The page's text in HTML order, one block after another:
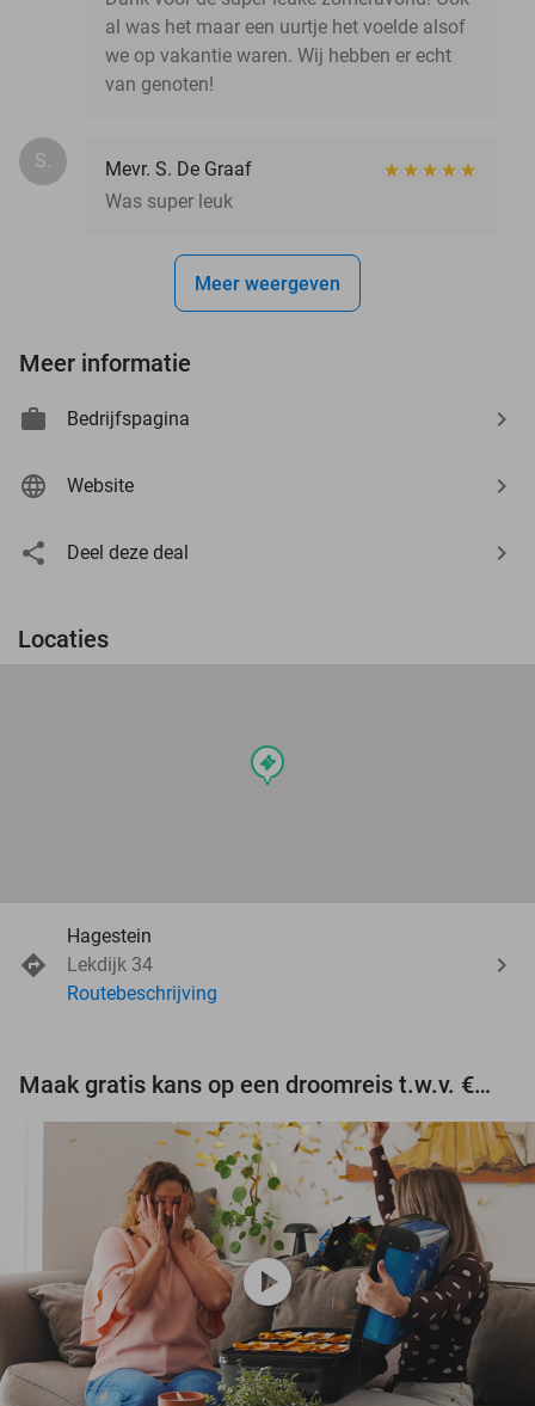
al was het maar een uurtje het voelde alsof
we op vakantie waren. Wij hebben er echt
van genoten!
S.
Mevr. S. De Graaf
Was super leuk
Meer weergeven
Meer informatie
Bedrijfspagina
Website
Deel deze deal
Locaties
events
Hagestein
Lekdijk 34
Routebeschrijving
Maak gratis kans op een droomreis t.w.v. €3.000!
play_circle